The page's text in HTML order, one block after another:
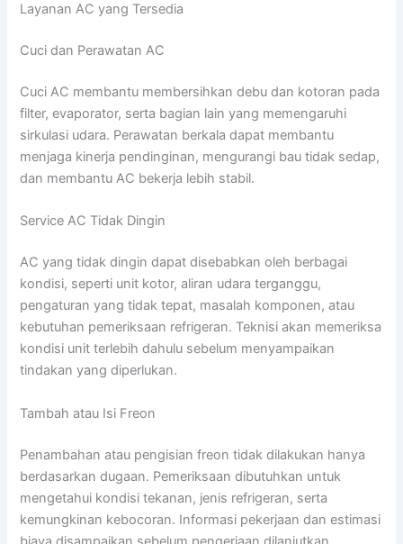
Layanan AC yang Tersedia
Cuci dan Perawatan AC
Cuci AC membantu membersihkan debu dan kotoran pada
filter, evaporator, serta bagian lain yang memengaruhi
sirkulasi udara. Perawatan berkala dapat membantu
menjaga kinerja pendinginan, mengurangi bau tidak sedap,
dan membantu AC bekerja lebih stabil.
Service AC Tidak Dingin
AC yang tidak dingin dapat disebabkan oleh berbagai
kondisi, seperti unit kotor, aliran udara terganggu,
pengaturan yang tidak tepat, masalah komponen, atau
kebutuhan pemeriksaan refrigeran. Teknisi akan memeriksa
kondisi unit terlebih dahulu sebelum menyampaikan
tindakan yang diperlukan.
Tambah atau Isi Freon
Penambahan atau pengisian freon tidak dilakukan hanya
berdasarkan dugaan. Pemeriksaan dibutuhkan untuk
mengetahui kondisi tekanan, jenis refrigeran, serta
kemungkinan kebocoran. Informasi pekerjaan dan estimasi